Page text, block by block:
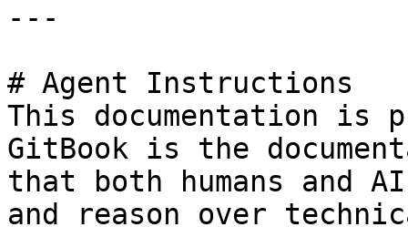
---
# Agent Instructions
This documentation is
GitBook is the
that both humans and
and reason over